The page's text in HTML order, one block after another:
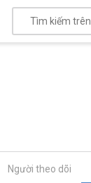
Người theo dõi